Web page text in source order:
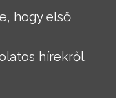
hogy első
hírekről.